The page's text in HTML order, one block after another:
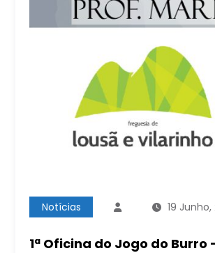
Notícias 19 Junho,
1ª Oficina do Jogo do